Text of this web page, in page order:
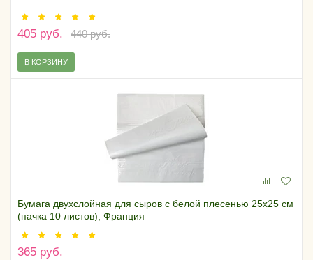
405 руб. 440 руб.
В КОРЗИНУ
Бумага двухслойная для сыров с белой плесенью 25х25 см
(пачка 10 листов), Франция
365 руб.